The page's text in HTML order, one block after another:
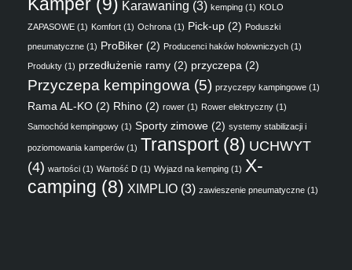
Karawaning (3) kemping (1) KOLO
ZAPASOWE (1) Komfort (1) Ochrona (1) Pick-up (2) Poduszki
pneumatyczne (1) ProBiker (2) Producenci haków holowniczych (1)
Produkty (1) przedłużenie ramy (2) przyczepa (2)
Przyczepa kempingowa (5) przyczepy kampingowe (1)
Rama AL-KO (2) Rhino (2) rower (1) Rower elektryczny (1)
Samochód kempingowy (1) Sporty zimowe (2) systemy stabilizacji i
poziomowania kamperów (1) Transport(8) UCHWYT
(4) wartości (1) Wartość D (1) Wyjazd na kemping (1) X-
camping (8) XIMPLIO (3) zawieszenie pneumatyczne (1)